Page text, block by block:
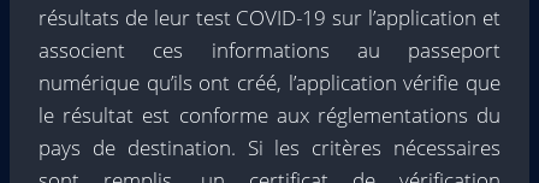
résultats de leur test COVID-19 sur l’application et
associent ces informations au passeport
numérique qu’ils ont créé, l’application vérifie que
le résultat est conforme aux réglementations du
pays de destination. Si les critères nécessaires